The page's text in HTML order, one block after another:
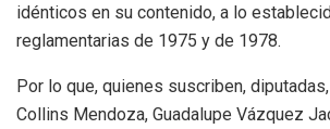
idénticos en su contenido, a lo
reglamentarias de 1975 y de 1978.
Por lo que, quienes suscriben,
Collins Mendoza, Guadalupe Vázquez